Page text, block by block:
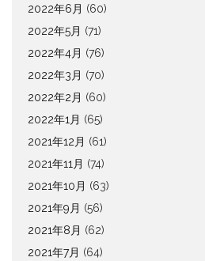
2022年6月 (60)
2022年5月 (71)
2022年4月 (76)
2022年3月 (70)
2022年2月 (60)
2022年1月 (65)
2021年12月 (61)
2021年11月 (74)
2021年10月 (63)
2021年9月 (56)
2021年8月 (62)
2021年7月 (64)